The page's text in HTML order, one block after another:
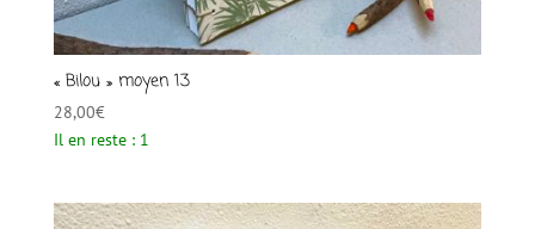
« Bilou » moyen 13
28,00€
Il en reste : 1